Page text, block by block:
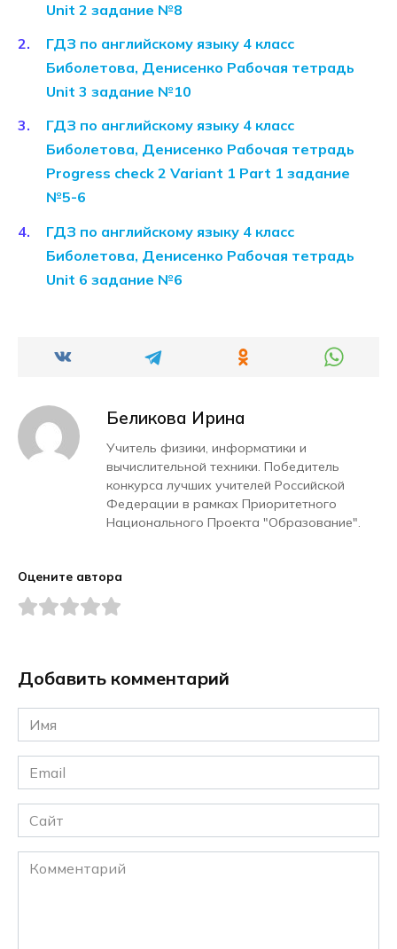
Unit 2 задание №8
ГДЗ по английскому языку 4 класс
Биболетова, Денисенко Рабочая тетрадь
Unit 3 задание №10
ГДЗ по английскому языку 4 класс
Биболетова, Денисенко Рабочая тетрадь
Progress check 2 Variant 1 Part 1 задание
№5-6
ГДЗ по английскому языку 4 класс
Биболетова, Денисенко Рабочая тетрадь
Unit 6 задание №6
Беликова Ирина
Учитель физики, информатики и
вычислительной техники. Победитель
конкурса лучших учителей Российской
Федерации в рамках Приоритетного
Национального Проекта "Образование".
Оцените автора
Добавить комментарий
Имя
*
Email
*
Сайт
Комментарий